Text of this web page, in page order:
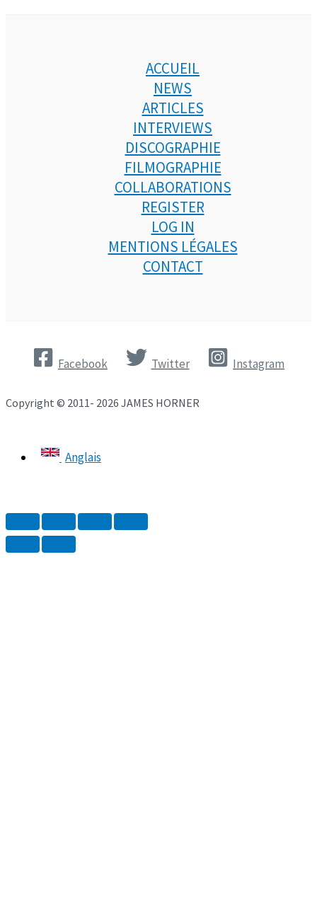
ACCUEIL
NEWS
ARTICLES
INTERVIEWS
DISCOGRAPHIE
FILMOGRAPHIE
COLLABORATIONS
REGISTER
LOG IN
MENTIONS LÉGALES
CONTACT
Facebook Twitter Instagram
Copyright © 2011- 2026 JAMES HORNER
Anglais